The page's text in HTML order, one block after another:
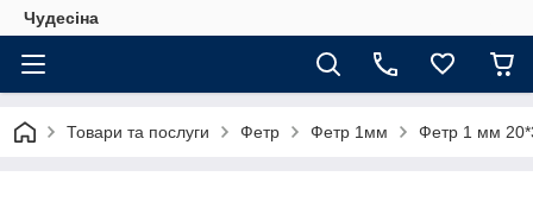
Чудесіна
Товари та послуги Фетр Фетр 1мм Фетр 1 мм